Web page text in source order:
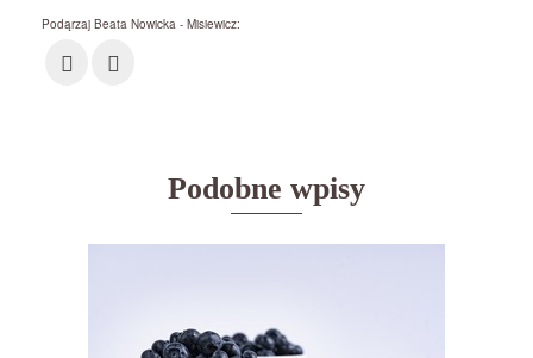
Podąrzaj Beata Nowicka - Misiewicz:
Podobne wpisy